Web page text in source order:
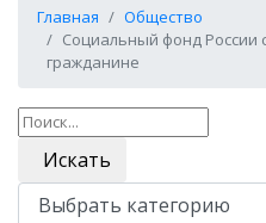
Главная
Общество
Социальный фонд России
гражданине
Искать